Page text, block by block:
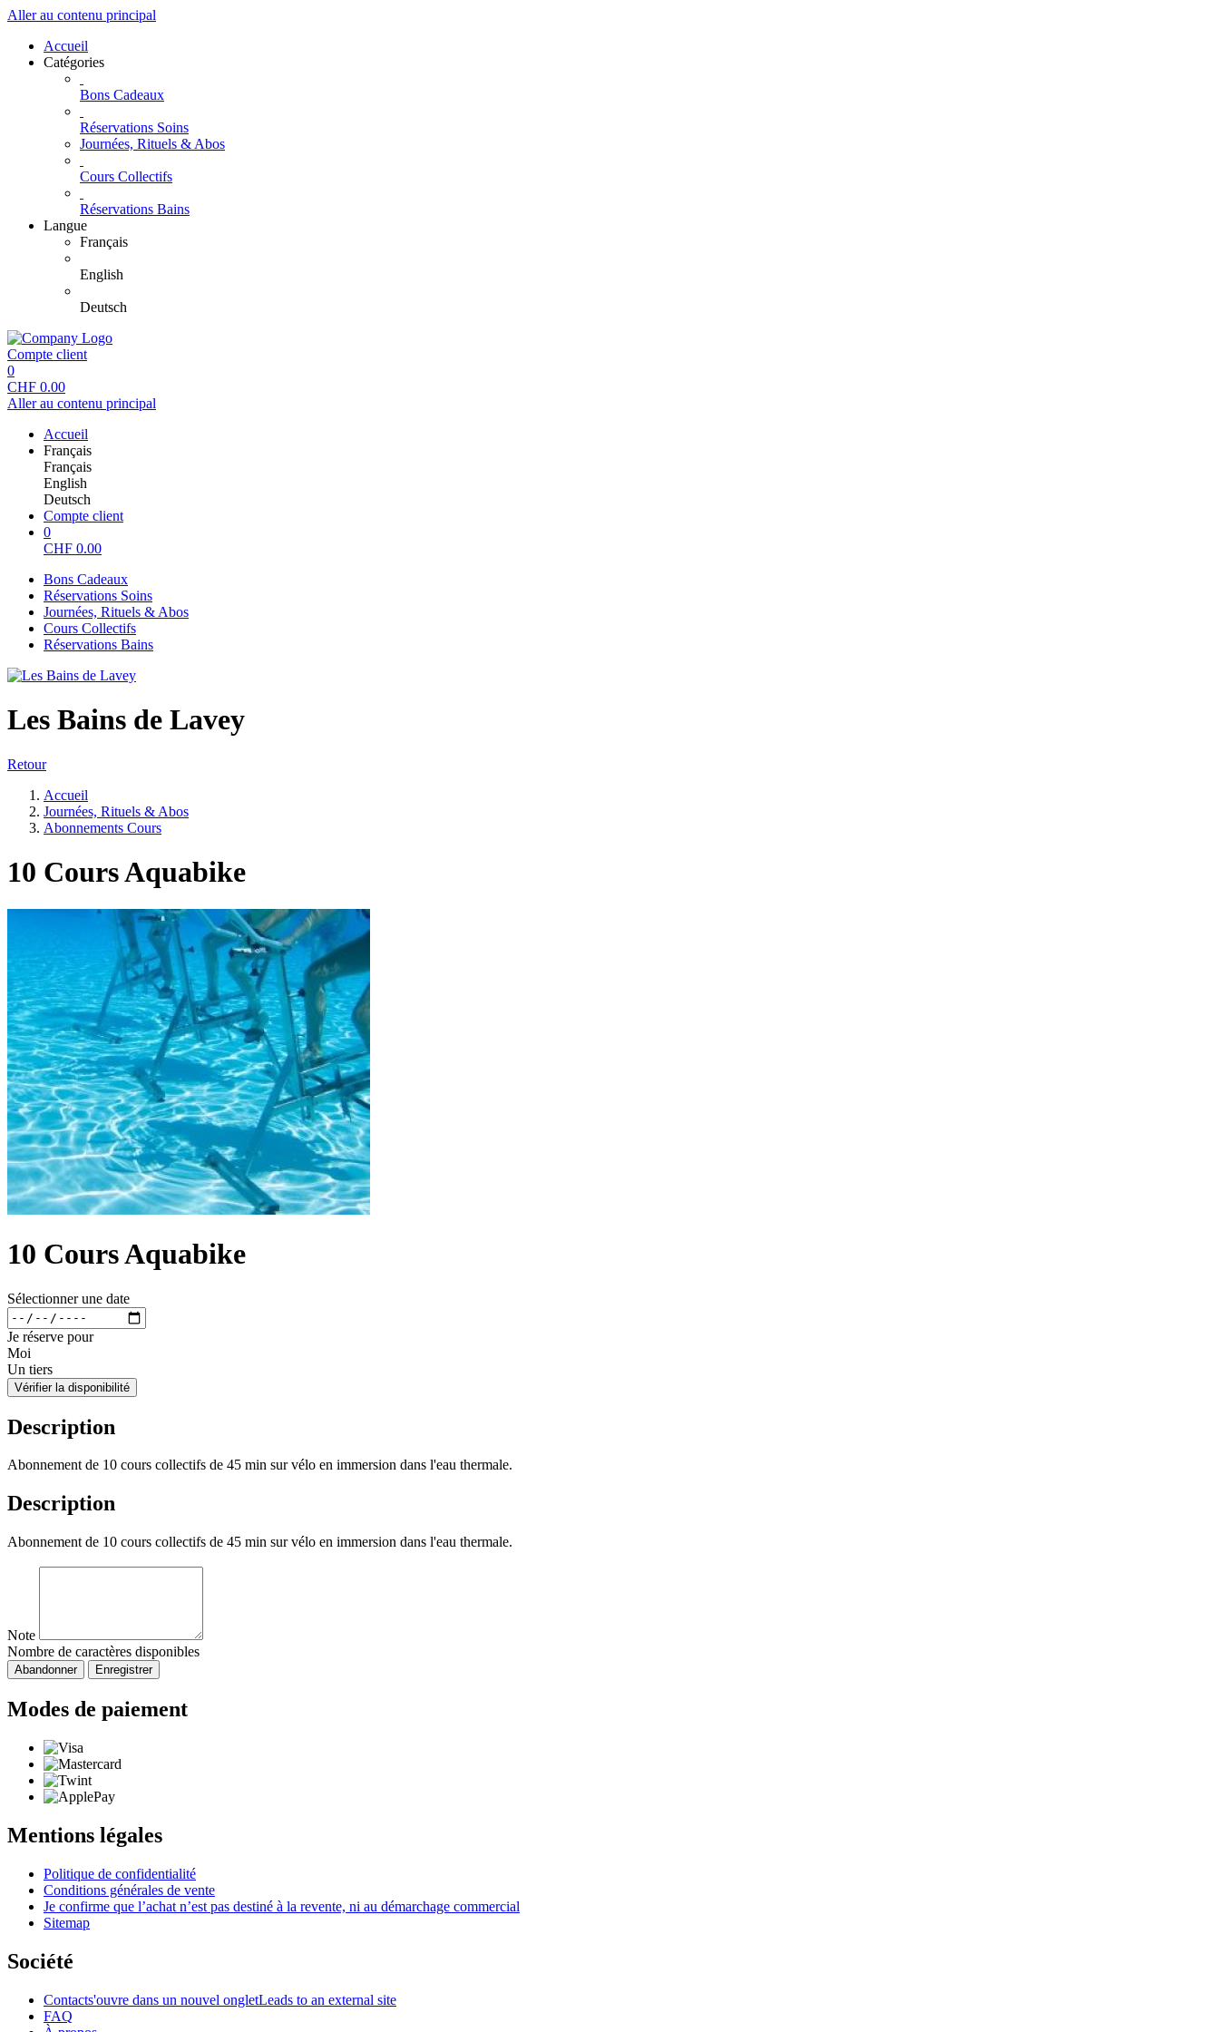
Aller au contenu principal
Accueil
Catégories
Bons Cadeaux
Réservations Soins
Journées, Rituels & Abos
Cours Collectifs
Réservations Bains
Langue
Français
English
Deutsch
Compte client
0
CHF 0.00
Aller au contenu principal
Accueil
Français
Français
English
Deutsch
Compte client
0
CHF 0.00
Bons Cadeaux
Réservations Soins
Journées, Rituels & Abos
Cours Collectifs
Réservations Bains
Les Bains de Lavey
Retour
Accueil
Journées, Rituels & Abos
Abonnements Cours
10 Cours Aquabike
10 Cours Aquabike
Sélectionner une date
Je réserve pour
Moi
Un tiers
Vérifier la disponibilité
Description
Abonnement de 10 cours collectifs de 45 min sur vélo en immersion dans l'eau thermale.
Description
Abonnement de 10 cours collectifs de 45 min sur vélo en immersion dans l'eau thermale.
Note
Nombre de caractères disponibles
Abandonner Enregistrer
Modes de paiement
Mentions légales
Politique de confidentialité
Conditions générales de vente
Je confirme que l’achat n’est pas destiné à la revente, ni au démarchage commercial
Sitemap
Société
Contacts'ouvre dans un nouvel ongletLeads to an external site
FAQ